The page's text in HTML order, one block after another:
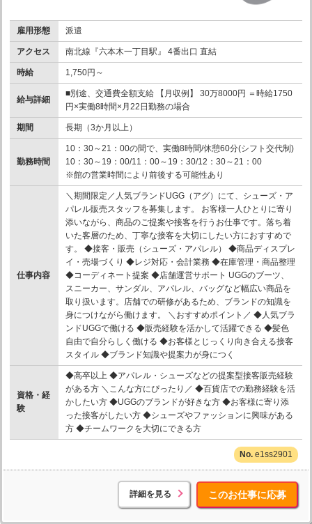
雇用形態 派遣
アクセス 南北線『六本木一丁目駅』 4番出口 直結
時給 1,750円～
給与詳細
■別途、交通費全額支給 【月収例】 30万8000円 ＝時給1750
円×実働8時間×月22日勤務の場合
期間 長期（3か月以上）
勤務時間
10：30～21：00の間で、実働8時間/休憩60分(シフト交代制)
10：30～19：00/11：00～19：30/12：30～21：00
※館の営業時間により前後する可能性あり
仕事内容
＼期間限定／人気ブランドUGG（アグ）にて、シューズ・ア
パレル販売スタッフを募集します。 お客様一人ひとりに寄り
添いながら、商品のご提案や接客を行うお仕事です。落ち着
いた客層のため、丁寧な接客を大切にしたい方におすすめで
す。 ◆接客・販売（シューズ・アパレル） ◆商品ディスプレ
イ・売場づくり ◆レジ対応・会計業務 ◆在庫管理・商品整理
◆コーディネート提案 ◆店舗運営サポート UGGのブーツ、
スニーカー、サンダル、アパレル、バッグなど幅広い商品を
取り扱います。店舗での研修があるため、ブランドの知識を
身につけながら働けます。 ＼おすすめポイント／ ◆人気ブラ
ンドUGGで働ける ◆販売経験を活かして活躍できる ◆髪色
自由で自分らしく働ける ◆お客様とじっくり向き合える接客
スタイル ◆ブランド知識や提案力が身につく
資格・経
験
◆高卒以上 ◆アパレル・シューズなどの提案型接客販売経験
がある方 ＼こんな方にぴったり／ ◆百貨店での勤務経験を活
かしたい方 ◆UGGのブランドが好きな方 ◆お客様に寄り添
った接客がしたい方 ◆シューズやファッションに興味がある
方 ◆チームワークを大切にできる方
e1ss2901
詳細を見る このお仕事に応募